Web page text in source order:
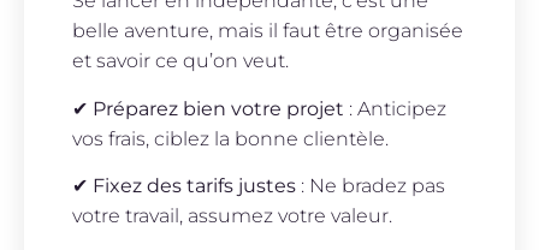
belle aventure, mais il faut être organisée
et savoir ce qu’on veut.
✔ Préparez bien votre projet : Anticipez
vos frais, ciblez la bonne clientèle.
✔ Fixez des tarifs justes : Ne bradez pas
votre travail, assumez votre valeur.